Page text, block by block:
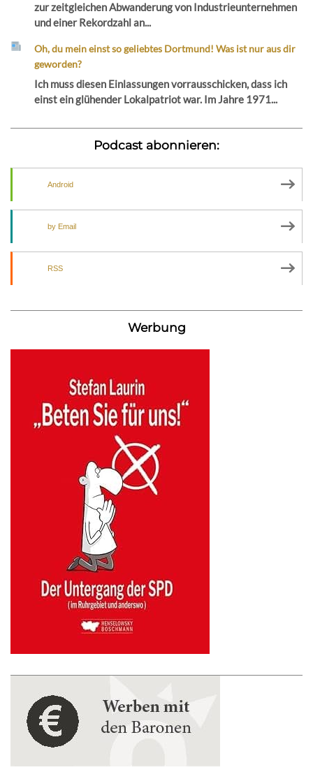
zur zeitgleichen Abwanderung von Industrieunternehmen
und einer Rekordzahl an...
Oh, du mein einst so geliebtes Dortmund! Was ist nur aus dir
geworden?
Ich muss diesen Einlassungen vorrausschicken, dass ich
einst ein glühender Lokalpatriot war. Im Jahre 1971...
Podcast abonnieren:
Android
by Email
RSS
Werbung